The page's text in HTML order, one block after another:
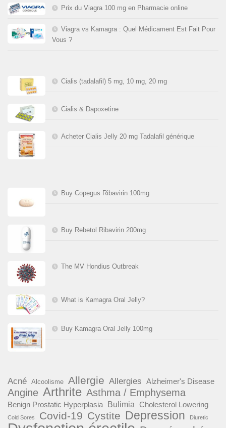
Prix du Viagra 100 mg en Pharmacie online
Viagra vs Kamagra : Quel Médicament Est Fait Pour
Vous ?
Cialis (tadalafil) 5 mg, 10 mg, 20 mg
Cialis & Dapoxetine
Acheter Cialis Jelly 20 mg Tadalafil générique
Buy Copegus Ribavirin 100mg
Buy Rebetol Ribavirin 200mg
The MV Hondius Outbreak
What is Kamagra Oral Jelly?
Buy Kamagra Oral Jelly 100mg
Acné Alcoolisme Allergie Allergies Alzheimer's Disease
Angine Arthrite Asthma / Emphysema
Benign Prostatic Hyperplasia Bulimia Cholesterol Lowering
Cold Sores Covid-19 Cystite Depression Diuretic